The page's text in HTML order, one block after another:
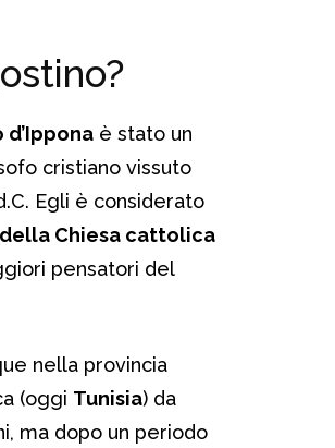
d’Ippona è stato un
cristiano vissuto
Egli è considerato
Chiesa cattolica
pensatori del
nella provincia
(oggi Tunisia) da
ma dopo un periodo